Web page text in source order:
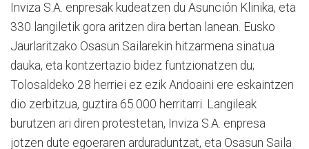
Inviza S.A. enpresak kudeatzen du Asunción Klinika, eta
330 langiletik gora aritzen dira bertan lanean. Eusko
Jaurlaritzako Osasun Sailarekin hitzarmena sinatua
dauka, eta kontzertazio bidez funtzionatzen du;
Tolosaldeko 28 herriei ez ezik Andoaini ere eskaintzen
dio zerbitzua, guztira 65.000 herritarri. Langileak
burutzen ari diren protestetan, Inviza S.A. enpresa
jotzen dute egoeraren arduraduntzat, eta Osasun Saila